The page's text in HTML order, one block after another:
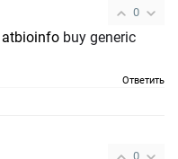
0
atbioinfo buy generic
Ответить
0